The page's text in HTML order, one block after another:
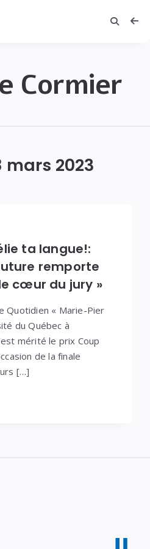
Cormier
mars 2023
ta langue!:
remporte
cœur du jury »
Quotidien « Marie-Pier
du Québec à
mérité le prix Coup
de la finale
[…]